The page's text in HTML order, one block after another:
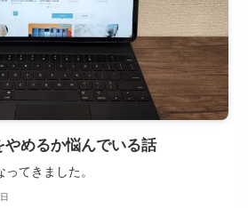
やめるか悩んでいる話
てきました。